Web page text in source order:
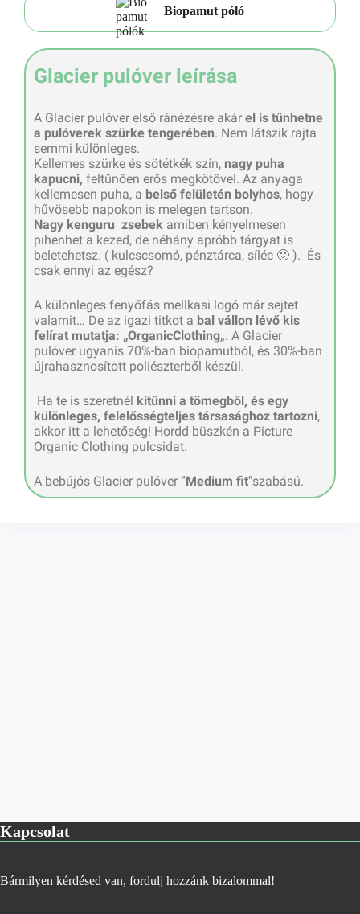
Biopamut póló
Glacier pulóver leírása
A Glacier pulóver első ránézésre akár el is tűnhetne
a pulóverek szürke tengerében. Nem látszik rajta
semmi különleges.
Kellemes szürke és sötétkék szín, nagy puha
kapucni, feltűnően erős megkötővel. Az anyaga
kellemesen puha, a belső felületén bolyhos, hogy
hűvösebb napokon is melegen tartson.
Nagy kenguru zsebek amiben kényelmesen
pihenhet a kezed, de néhány apróbb tárgyat is
beletehetsz. ( kulcscsomó, pénztárca, síléc 🙂 ). És
csak ennyi az egész?
A különleges fenyőfás mellkasi logó már sejtet
valamit… De az igazi titkot a bal vállon lévő kis
felírat mutatja: „OrganicClothing„. A Glacier
pulóver ugyanis 70%-ban biopamutból, és 30%-ban
újrahasznosított poliészterből készül.
Ha te is szeretnél kitűnni a tömegből, és egy
különleges, felelősségteljes társasághoz tartozni,
akkor itt a lehetőség! Hordd büszkén a Picture
Organic Clothing pulcsidat.
A bebújós Glacier pulóver “Medium fit”szabású.
Kapcsolat
Bármilyen kérdésed van, fordulj hozzánk bizalommal!